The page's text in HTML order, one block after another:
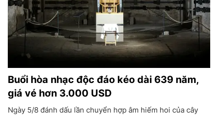
Buổi hòa nhạc độc đáo kéo dài 639 năm,
giá vé hơn 3.000 USD
Ngày 5/8 đánh dấu lần chuyển hợp âm hiếm hoi của cây